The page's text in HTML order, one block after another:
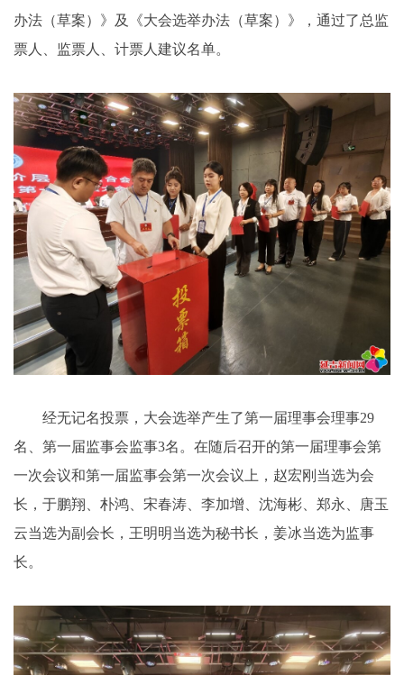
办法（草案）》及《大会选举办法（草案）》，通过了总监
票人、监票人、计票人建议名单。
经无记名投票，大会选举产生了第一届理事会理事29
名、第一届监事会监事3名。在随后召开的第一届理事会第
一次会议和第一届监事会第一次会议上，赵宏刚当选为会
长，于鹏翔、朴鸿、宋春涛、李加增、沈海彬、郑永、唐玉
云当选为副会长，王明明当选为秘书长，姜冰当选为监事
长。